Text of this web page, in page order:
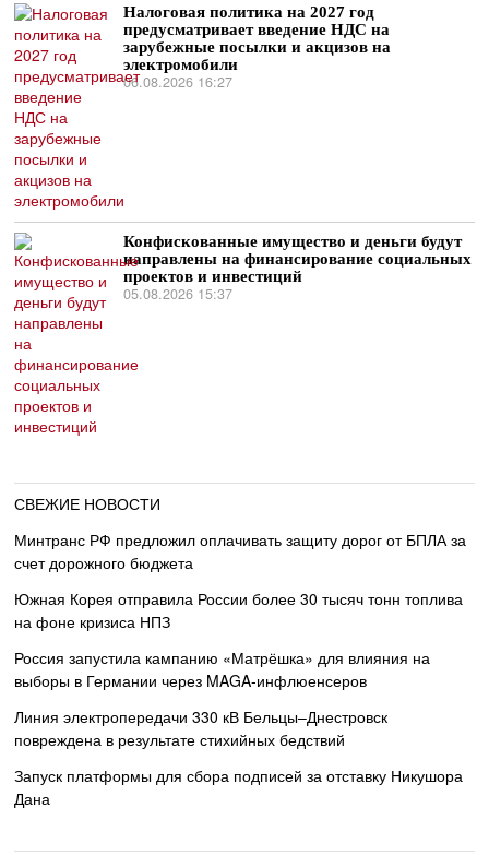
Налоговая политика на 2027 год
предусматривает введение НДС на
зарубежные посылки и акцизов на
электромобили
06.08.2026 16:27
Конфискованные имущество и деньги будут
направлены на финансирование социальных
проектов и инвестиций
05.08.2026 15:37
СВЕЖИЕ НОВОСТИ
Минтранс РФ предложил оплачивать защиту дорог от БПЛА за
счет дорожного бюджета
Южная Корея отправила России более 30 тысяч тонн топлива
на фоне кризиса НПЗ
Россия запустила кампанию «Матрёшка» для влияния на
выборы в Германии через MAGA-инфлюенсеров
Линия электропередачи 330 кВ Бельцы–Днестровск
повреждена в результате стихийных бедствий
Запуск платформы для сбора подписей за отставку Никушора
Дана